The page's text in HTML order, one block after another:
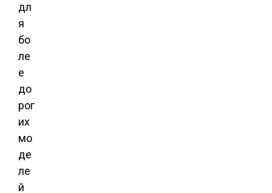
дл
я
бо
ле
е
до
рог
их
мо
де
ле
й